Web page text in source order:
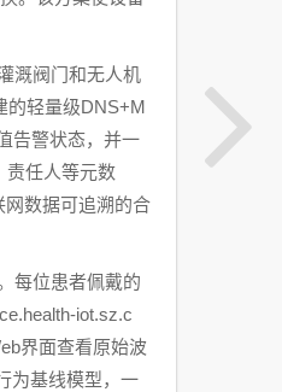
溉阀门和无人机
的轻量级DNS+M
告警状态，并一
责任人等元数
数据可追溯的合
每位患者佩戴的
iot.sz.c
界面查看原始波
为基线模型，一